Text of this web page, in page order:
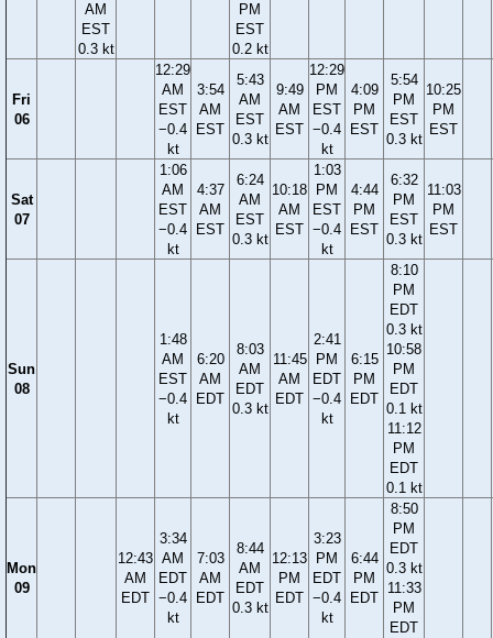
AM
EST
0.3 kt
PM
EST
0.2 kt
Fri
06
12:29
AM
EST
−0.4
kt
3:54
AM
EST
5:43
AM
EST
0.3 kt
9:49
AM
EST
12:29
PM
EST
−0.4
kt
4:09
PM
EST
5:54
PM
EST
0.3 kt
10:25
PM
EST
Sat
07
1:06
AM
EST
−0.4
kt
4:37
AM
EST
6:24
AM
EST
0.3 kt
10:18
AM
EST
1:03
PM
EST
−0.4
kt
4:44
PM
EST
6:32
PM
EST
0.3 kt
11:03
PM
EST
Sun
08
1:48
AM
EST
−0.4
kt
6:20
AM
EDT
8:03
AM
EDT
0.3 kt
11:45
AM
EDT
2:41
PM
EDT
−0.4
kt
6:15
PM
EDT
8:10
PM
EDT
0.3 kt
10:58
PM
EDT
0.1 kt
11:12
PM
EDT
0.1 kt
Mon
09
12:43
AM
EDT
3:34
AM
EDT
−0.4
kt
7:03
AM
EDT
8:44
AM
EDT
0.3 kt
12:13
PM
EDT
3:23
PM
EDT
−0.4
kt
6:44
PM
EDT
8:50
PM
EDT
0.3 kt
11:33
PM
EDT